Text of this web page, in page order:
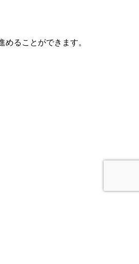
ることができます。